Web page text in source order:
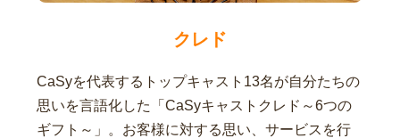
クレド
CaSyを代表するトップキャスト13名が自分たちの
思いを言語化した「CaSyキャストクレド～6つの
ギフト～」。お客様に対する思い、サービスを行